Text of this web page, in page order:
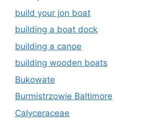
build your jon boat
building a boat dock
building a canoe
building wooden boats
Bukowate
Burmistrzowie Baltimore
Calyceraceae